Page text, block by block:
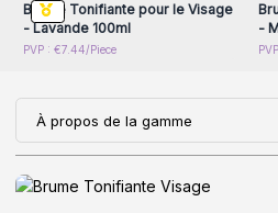
Brume Tonifiante pour le Visage
- Lavande 100ml
PVP : €7.44/Piece
-